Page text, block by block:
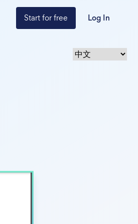
Start for free Log In